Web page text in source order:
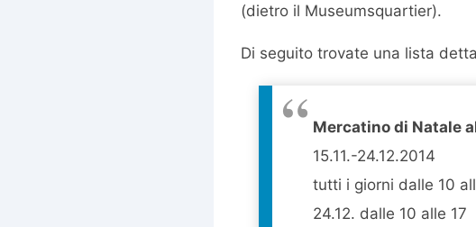
(dietro il Museumsquartier).
Di seguito trovate una lista
Mercatino di Natale
15.11.-24.12.2014
tutti i giorni dalle 10
24.12. dalle 10 alle 17